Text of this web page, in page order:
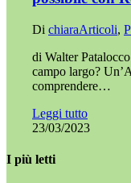
Di chiaraArticoli,
di Walter
campo largo?
comprendere…
Leggi tutto
23/03/2023
I più letti